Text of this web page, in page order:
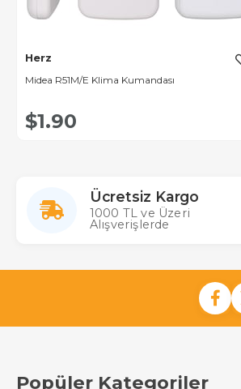
Herz
Midea R51M/E Klima Kumandası
$1.90
Ücretsiz Kargo
1000 TL ve Üzeri
Alışverişlerde
Popüler Kategoriler